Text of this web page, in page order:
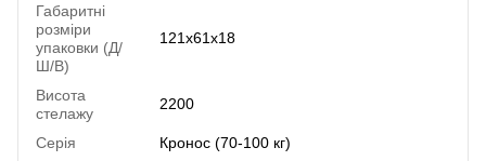
Габаритні
розміри
упаковки (Д/
Ш/В)
121х61х18
Висота
стелажу
2200
Серія Кронос (70-100 кг)